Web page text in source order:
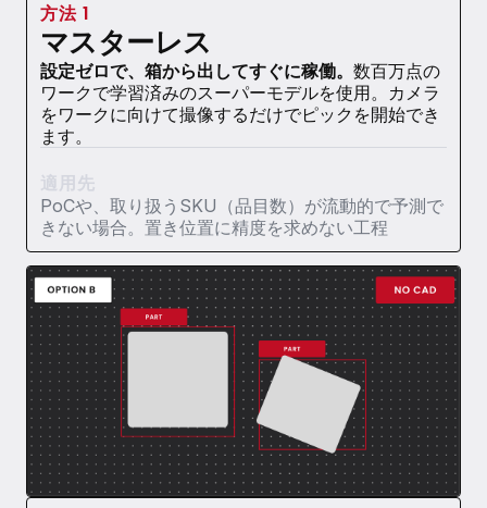
方法 1
マスターレス
設定ゼロで、箱から出してすぐに稼働。 数百万点の
ワークで学習済みのスーパーモデルを使用。カメラ
をワークに向けて撮像するだけでピックを開始でき
ます。
適用先
PoCや、取り扱うSKU（品目数）が流動的で予測で
きない場合。置き位置に精度を求めない工程